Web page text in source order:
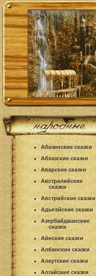
Абазинские сказки
Абхазские сказки
Аварские сказки
Австралийские
сказки
Австрийские сказки
Адыгейские сказки
Азербайджанские
сказки
Айнские сказки
Албанские сказки
Алеутские сказки
Алтайские сказки